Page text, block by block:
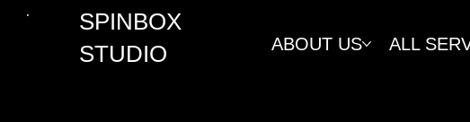
SPINBOX
STUDIO
ABOUT US ALL